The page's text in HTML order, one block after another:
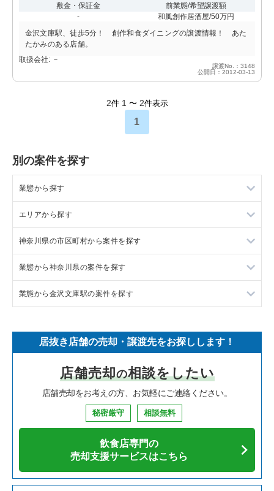
敷金・保証金
-
前業態/希望譲渡額
和風創作居酒屋/50万円
金沢文庫駅、徒歩5分！ 創作和食ダイニングの譲渡情報！ あた
たかみのある店舗。
取扱会社: －
譲渡No.：3148
公開日：2012-03-13
2件 1 〜 2件表示
1
別の案件を探す
業態から探す
ラーメンの居抜き売却物件の案件一覧
フランス料理の居抜き売却物件の案件一覧
イタリア料理の居抜き売却物件の案件一覧
中華の居抜き売却物件の案件一覧
寿司の居抜き売却物件の案件一覧
焼肉の居抜き売却物件の案件一覧
鉄板焼き・お好み焼の居抜き売却物件の案件一覧
カフェの居抜き売却物件の案件一覧
テイクアウトの居抜き売却物件の案件一覧
エリアから探す
東京23区の飲食店の居抜き売却物件の案件一覧
東京都下の飲食店の居抜き売却物件の案件一覧
千葉県の飲食店の居抜き売却物件の案件一覧
神奈川県の飲食店の居抜き売却物件の案件一覧
大阪府の飲食店の居抜き売却物件の案件一覧
兵庫県の飲食店の居抜き売却物件の案件一覧
愛知県の飲食店の居抜き売却物件の案件一覧
岐阜県の飲食店の居抜き売却物件の案件一覧
神奈川県の市区町村から案件を探す
大和市の飲食店の居抜き売却物件の案件一覧
鎌倉市の飲食店の居抜き売却物件の案件一覧
川崎市高津区の飲食店の居抜き売却物件の案件一覧
横浜市鶴見区の飲食店の居抜き売却物件の案件一覧
川崎市中原区の飲食店の居抜き売却物件の案件一覧
横浜市南区の飲食店の居抜き売却物件の案件一覧
横浜市港北区の飲食店の居抜き売却物件の案件一覧
業態から神奈川県の案件を探す
神奈川県のラーメンの居抜き売却物件の案件一覧
神奈川県のイタリア料理の居抜き売却物件の案件一覧
神奈川県の中華の居抜き売却物件の案件一覧
神奈川県のそば・うどんの居抜き売却物件の案件一覧
神奈川県の焼肉の居抜き売却物件の案件一覧
神奈川県の鉄板焼き・お好み焼の居抜き売却物件の案件一覧
業態から金沢文庫駅の案件を探す
金沢文庫駅の寿司の居抜き売却物件の案件一覧
金沢文庫駅のアジア料理の居抜き売却物件の案件一覧
金沢文庫駅の居酒屋・ダイニングバーの居抜き売却物件の案件
居抜き店舗の売却・譲渡先をお探しします！
店舗売却の相談をしたい
店舗売却をお考えの方、お気軽にご連絡ください。
秘密厳守 相談無料
飲食店専門の
売却支援サービスはこちら